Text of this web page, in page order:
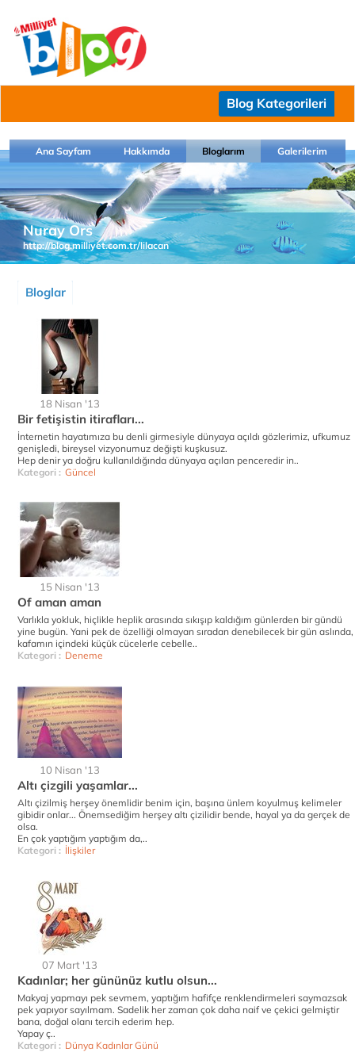
Blog Kategorileri
Ana Sayfam Hakkımda Bloglarım Galerilerim
Nuray Ors
http://blog.milliyet.com.tr/lilacan
Bloglar
18 Nisan '13
Bir fetişistin itirafları...
İnternetin hayatımıza bu denli girmesiyle dünyaya açıldı gözlerimiz, ufkumuz
genişledi, bireysel vizyonumuz değişti kuşkusuz.
Hep denir ya doğru kullanıldığında dünyaya açılan penceredir in..
Kategori : Güncel
15 Nisan '13
Of aman aman
Varlıkla yokluk, hiçlikle heplik arasında sıkışıp kaldığım günlerden bir gündü
yine bugün. Yani pek de özelliği olmayan sıradan denebilecek bir gün aslında,
kafamın içindeki küçük cücelerle cebelle..
Kategori : Deneme
10 Nisan '13
Altı çizgili yaşamlar...
Altı çizilmiş herşey önemlidir benim için, başına ünlem koyulmuş kelimeler
gibidir onlar... Önemsediğim herşey altı çizilidir bende, hayal ya da gerçek de
olsa.
En çok yaptığım yaptığım da,..
Kategori : İlişkiler
07 Mart '13
Kadınlar; her gününüz kutlu olsun...
Makyaj yapmayı pek sevmem, yaptığım hafifçe renklendirmeleri saymazsak
pek yapıyor sayılmam. Sadelik her zaman çok daha naif ve çekici gelmiştir
bana, doğal olanı tercih ederim hep.
Yapay ç..
Kategori : Dünya Kadınlar Günü